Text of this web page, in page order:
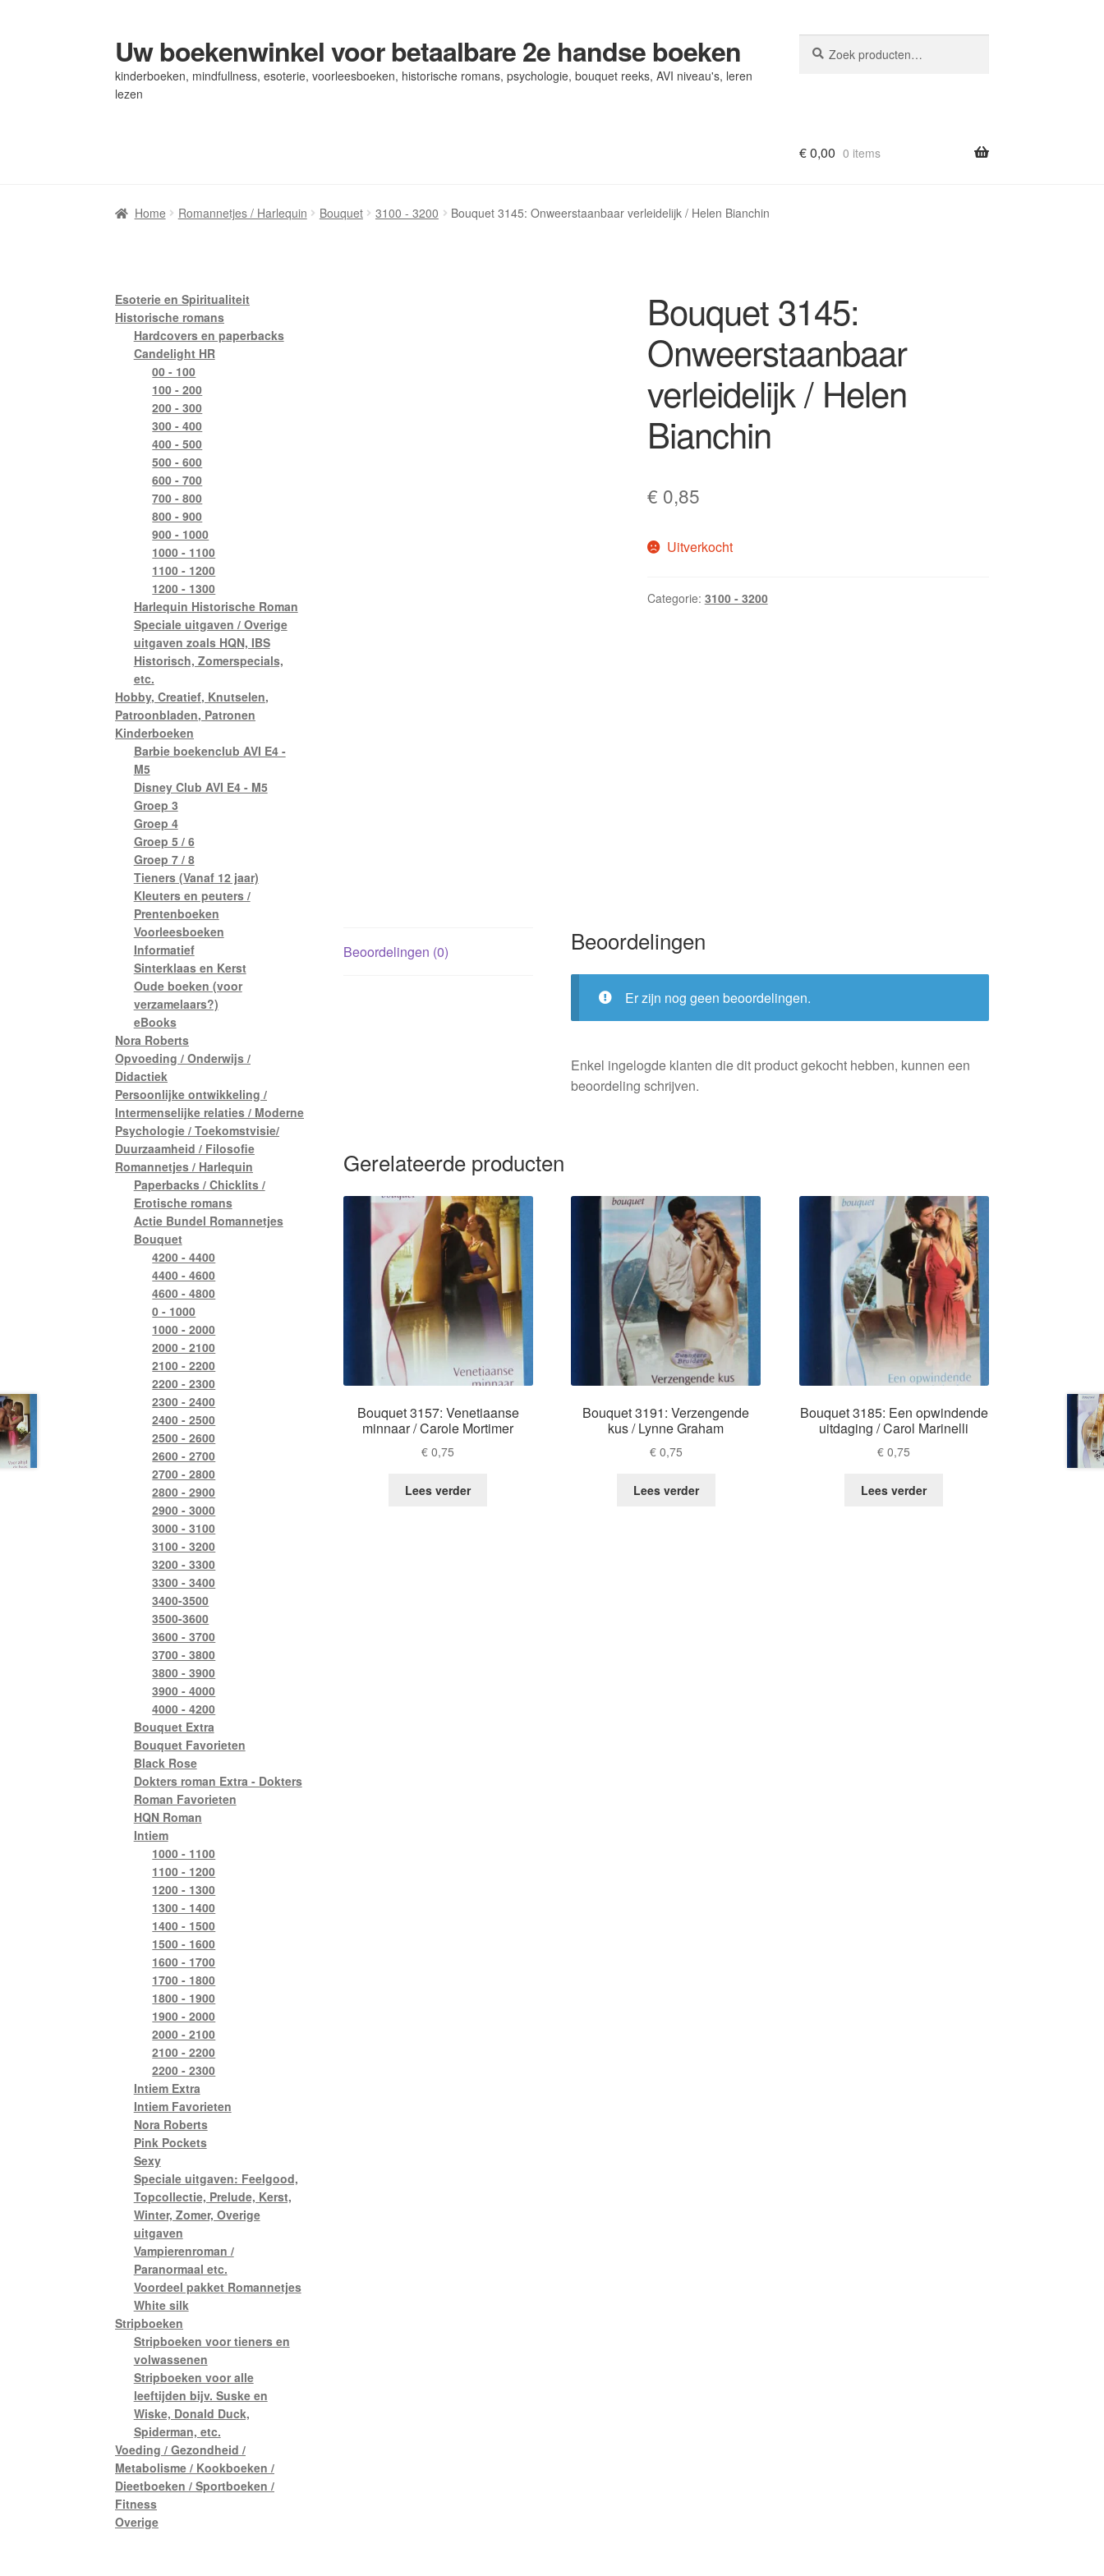
Ga
door
naar
Ga
naar
de
Uw boekenwinkel voor betaalbare 2e handse boeken
kinderboeken, mindfullness, esoterie, voorleesboeken, historische romans, psychologie, bouquet reeks, AVI niveau's, leren
lezen
naar:
€0,00 0 items
Home Romannetjes / Harlequin Bouquet 3100 - 3200 Bouquet 3145: Onweerstaanbaar verleidelijk / Helen Bianchin
Bouquet 3145:
Onweerstaanbaar
verleidelijk / Helen
Bianchin
€ 0,85
Uitverkocht
Categorie: 3100 - 3200
Beoordelingen (0) Beoordelingen
Er zijn nog geen beoordelingen.
Enkel ingelogde klanten die dit product gekocht hebben, kunnen een
beoordeling schrijven.
Gerelateerde producten
Bouquet 3157: Venetiaanse
minnaar / Carole Mortimer
€ 0,75
Lees verder
Bouquet 3191: Verzengende
kus / Lynne Graham
€0,75
Lees verder
Bouquet 3185: Een opwindende
uitdaging / Carol Marinelli
€ 0,75
Lees verder
Esoterie en Spiritualiteit
Historische romans
Hardcovers en paperbacks
Candelight HR
00 - 100
100 - 200
200 - 300
300 - 400
400 - 500
500 - 600
600 - 700
700 - 800
800 - 900
900 - 1000
1000 - 1100
1100 - 1200
1200 - 1300
Harlequin Historische Roman
Speciale uitgaven / Overige
uitgaven zoals HQN, IBS
Historisch, Zomerspecials,
etc.
Hobby, Creatief, Knutselen,
Patroonbladen, Patronen
Kinderboeken
Barbie boekenclub AVI E4 -
M5
Disney Club AVI E4 - M5
Groep 3
Groep 4
Groep 5 / 6
Groep 7 / 8
Tieners (Vanaf 12 jaar)
Kleuters en peuters /
Prentenboeken
Voorleesboeken
Informatief
Sinterklaas en Kerst
Oude boeken (voor
verzamelaars?)
eBooks
Nora Roberts
Opvoeding / Onderwijs /
Didactiek
Persoonlijke ontwikkeling /
Intermenselijke relaties / Moderne
Psychologie / Toekomstvisie/
Duurzaamheid / Filosofie
Romannetjes / Harlequin
Paperbacks / Chicklits /
Erotische romans
Actie Bundel Romannetjes
Bouquet
4200 - 4400
4400 - 4600
4600 - 4800
0 - 1000
1000 - 2000
2000 - 2100
2100 - 2200
2200 - 2300
2300 - 2400
2400 - 2500
2500 - 2600
2600 - 2700
2700 - 2800
2800 - 2900
2900 - 3000
3000 - 3100
3100 - 3200
3200 - 3300
3300 - 3400
3400-3500
3500-3600
3600 - 3700
3700 - 3800
3800 - 3900
3900 - 4000
4000 - 4200
Bouquet Extra
Bouquet Favorieten
Black Rose
Dokters roman Extra - Dokters
Roman Favorieten
HQN Roman
Intiem
1000 - 1100
1100 - 1200
1200 - 1300
1300 - 1400
1400 - 1500
1500 - 1600
1600 - 1700
1700 - 1800
1800 - 1900
1900 - 2000
2000 - 2100
2100 - 2200
2200 - 2300
Intiem Extra
Intiem Favorieten
Nora Roberts
Pink Pockets
Sexy
Speciale uitgaven: Feelgood,
Topcollectie, Prelude, Kerst,
Winter, Zomer, Overige
uitgaven
Vampierenroman /
Paranormaal etc.
Voordeel pakket Romannetjes
White silk
Stripboeken
Stripboeken voor tieners en
volwassenen
Stripboeken voor alle
leeftijden bijv. Suske en
Wiske, Donald Duck,
Spiderman, etc.
Voeding / Gezondheid /
Metabolisme / Kookboeken /
Dieetboeken / Sportboeken /
Fitness
Overige